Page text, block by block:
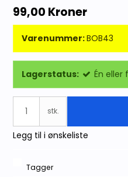
99,00 Kroner
Varenummer:BOB43
Lagerstatus: Én eller
stk.
Legg til i ønskeliste
Tagger